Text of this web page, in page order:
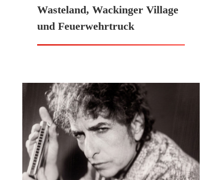
Wasteland, Wackinger Village
und Feuerwehrtruck